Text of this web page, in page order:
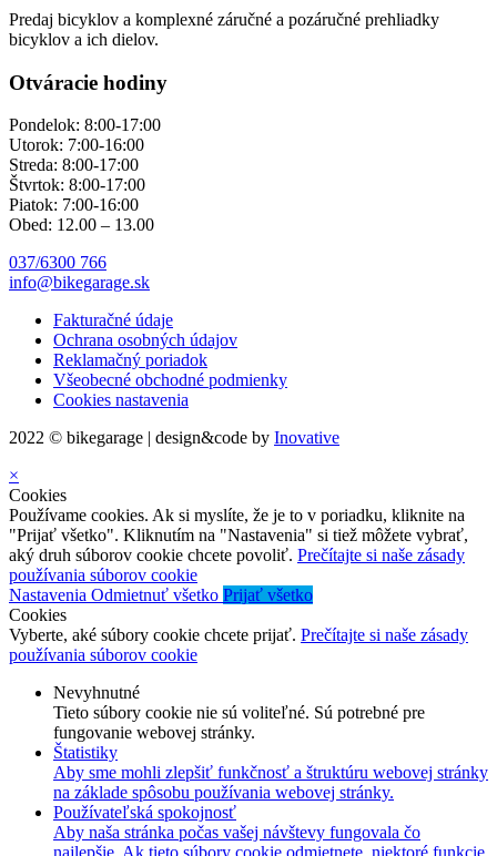
Predaj bicyklov a komplexné záručné a pozáručné prehliadky
bicyklov a ich dielov.
Otváracie hodiny
Pondelok: 8:00-17:00
Utorok: 7:00-16:00
Streda: 8:00-17:00
Štvrtok: 8:00-17:00
Piatok: 7:00-16:00
Obed: 12.00 – 13.00
037/6300 766
info@bikegarage.sk
Fakturačné údaje
Ochrana osobných údajov
Reklamačný poriadok
Všeobecné obchodné podmienky
Cookies nastavenia
2022 © bikegarage | design&code by Inovative
×
Cookies
Používame cookies. Ak si myslíte, že je to v poriadku, kliknite na
"Prijať všetko". Kliknutím na "Nastavenia" si tiež môžete vybrať,
aký druh súborov cookie chcete povoliť. Prečítajte si naše zásady
používania súborov cookie
Nastavenia Odmietnuť všetko Prijať všetko
Cookies
Vyberte, aké súbory cookie chcete prijať. Prečítajte si naše zásady
používania súborov cookie
Nevyhnutné
Tieto súbory cookie nie sú voliteľné. Sú potrebné pre
fungovanie webovej stránky.
Štatistiky
Aby sme mohli zlepšiť funkčnosť a štruktúru webovej stránky
na základe spôsobu používania webovej stránky.
Používateľská spokojnosť
Aby naša stránka počas vašej návštevy fungovala čo